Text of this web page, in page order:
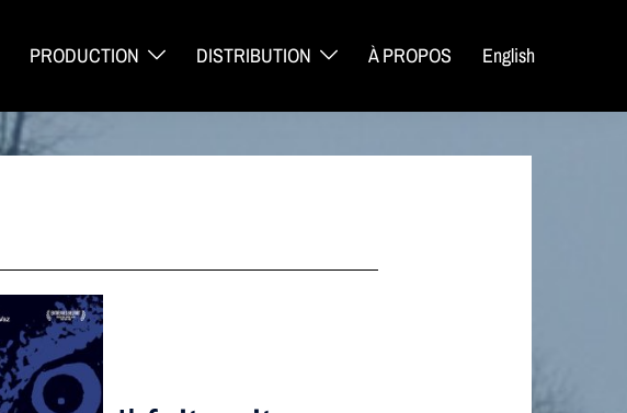
PRODUCTION DISTRIBUTION À PROPOS English